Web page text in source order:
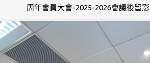
周年會員大會-2025-2026會議後留影